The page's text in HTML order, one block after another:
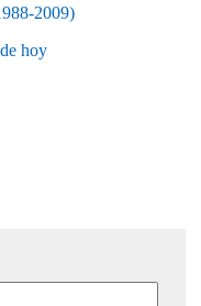
2009)
hoy